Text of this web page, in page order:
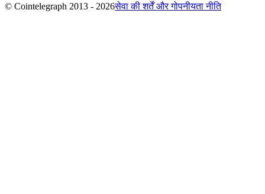
© Cointelegraph 2013 - 2026सेवा की शर्तें और गोपनीयता नीति